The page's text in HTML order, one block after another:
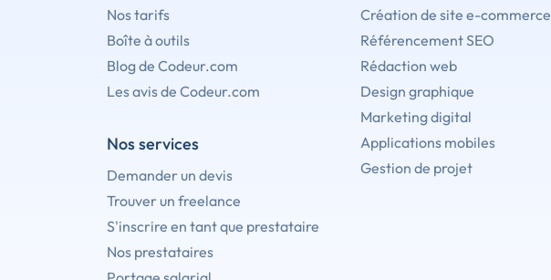
Nos tarifs
Boîte à outils
Blog de Codeur.com
Les avis de Codeur.com
Nos services
Demander un devis
Trouver un freelance
S'inscrire en tant que prestataire
Nos prestataires
Création de site e-commerce
Référencement SEO
Rédaction web
Design graphique
Marketing digital
Applications mobiles
Gestion de projet